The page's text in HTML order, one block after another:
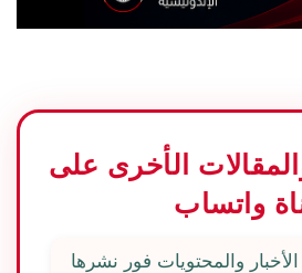
الأخرى على
واتساب
والمحتويات فور نشرها